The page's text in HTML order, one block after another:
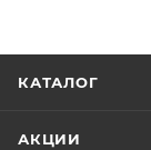
КАТАЛОГ
АКЦИИ